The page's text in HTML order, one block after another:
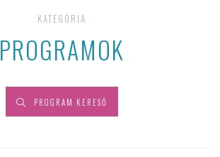
KATEGÓRIA
PROGRAMOK
PROGRAM KERESŐ